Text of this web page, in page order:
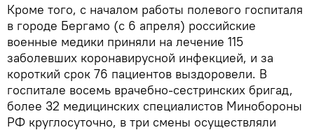
Кроме того, с началом работы полевого госпиталя
в городе Бергамо (с 6 апреля) российские
военные медики приняли на лечение 115
заболевших коронавирусной инфекцией, и за
короткий срок 76 пациентов выздоровели. В
госпитале восемь врачебно-сестринских бригад,
более 32 медицинских специалистов Минобороны
РФ круглосуточно, в три смены осуществляли